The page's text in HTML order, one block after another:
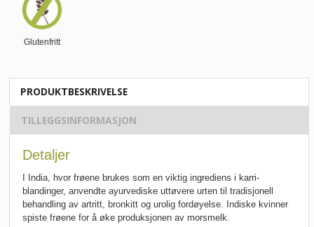
Glutenfritt
PRODUKTBESKRIVELSE
TILLEGGSINFORMASJON
Detaljer
I India, hvor frøene brukes som en viktig ingrediens i karri-
blandinger, anvendte ayurvediske uttøvere urten til tradisjonell
behandling av artritt, bronkitt og urolig fordøyelse. Indiske kvinner
spiste frøene for å øke produksjonen av morsmelk.